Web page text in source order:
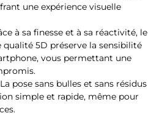
une expérience visuelle
à sa finesse et à sa réactivité, le
5D préserve la sensibilité
vous permettant une
La pose sans bulles et sans résidus
simple et rapide, même pour